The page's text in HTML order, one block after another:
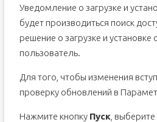
Уведомление о загрузке и
будет производиться поиск
решение о загрузке и
пользователь.
Для того, чтобы изменения
проверку обновлений в
Нажмите кнопку Пуск, выберите